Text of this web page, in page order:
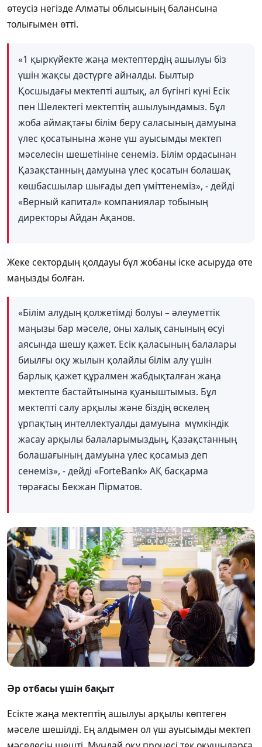
өтеусіз негізде Алматы облысының балансына
толығымен өтті.
«1 қыркүйекте жаңа мектептердің ашылуы біз
үшін жақсы дәстүрге айналды. Былтыр
Қосшыдағы мектепті аштық, ал бүгінгі күні Есік
пен Шелектегі мектептің ашылуындамыз. Бұл
жоба аймақтағы білім беру саласының дамуына
үлес қосатынына және үш ауысымды мектеп
мәселесін шешетініне сенеміз. Білім ордасынан
Қазақстанның дамуына үлес қосатын болашақ
көшбасшылар шығады деп үміттенеміз», - дейді
«Верный капитал» компаниялар тобының
директоры Айдан Ақанов.
Жеке сектордың қолдауы бұл жобаны іске асыруда өте
маңызды болған.
«Білім алудың қолжетімді болуы – әлеуметтік
маңызы бар мәселе, оны халықсаныныңөсуі
аясында шешу қажет. Есік қаласының балалары
биылғы оқу жылын қолайлы білім алу үшін
барлық қажет құралмен жабдықталған жаңа
мектепте бастайтынына қуаныштымыз. Бұл
мектепті салу арқылы және біздіңөскелең
ұрпақтың интеллектуалды дамуына мүмкіндік
жасауарқылы балаларымыздың, Қазақстанның
болашағының дамуына үлес қосамыз деп
сенеміз», - дейді «ForteBank» АҚ басқарма
төрағасы Бекжан Пірматов.
Әр отбасы үшін бақыт
Есікте жаңа мектептің ашылуы арқылы көптеген
мәселе шешілді. Ең алдымен ол үш ауысымды мектеп